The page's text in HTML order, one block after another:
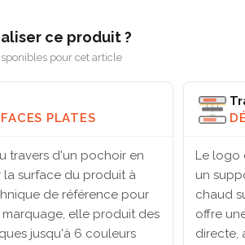
ce produit ?
pour cet article
PLATES
travers d'un pochoir en
surface du produit à
de référence pour
elle produit des
jusqu'à 6 couleurs
Le logo
un
chaud
offre
directe,